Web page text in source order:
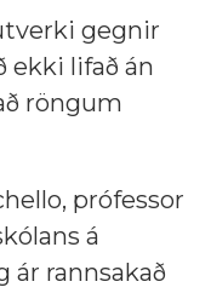
gegnir
ekki lifað án
röngum
prófessor
á
ár rannsakað